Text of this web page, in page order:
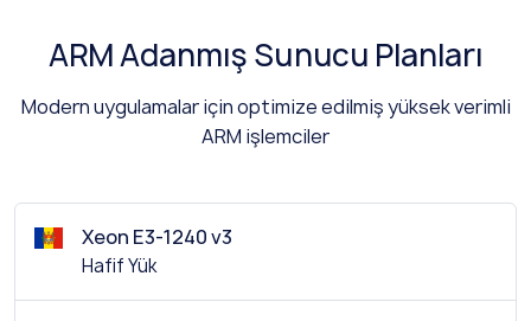
ARM Adanmış Sunucu Planları
Modern uygulamalar için optimize edilmiş yüksek verimli
ARM işlemciler
Xeon E3-1240 v3
Hafif Yük